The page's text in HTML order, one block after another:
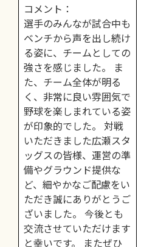
コメント：
選手のみんなが試合中も
ベンチから声を出し続け
る姿に、チームとしての
強さを感じました。 ま
た、チーム全体が明る
く、非常に良い雰囲気で
野球を楽しまれている姿
が印象的でした。 対戦
いただきました広瀬スタ
ッグスの皆様、運営の準
備やグラウンド提供な
ど、細やかなご配慮をい
ただき誠にありがとうご
ざいました。 今後とも
交流させていただけます
と幸いです。 またぜひ